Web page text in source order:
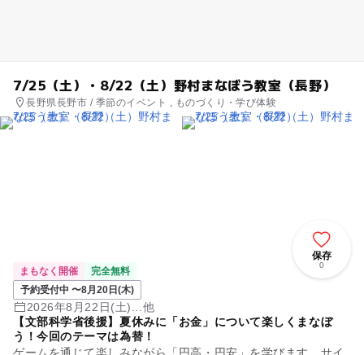
7/25（土）・8/22（土）野村まなぼう教室（長野）
長野県長野市 / 季節のイベント , ものづくり・学び体験
保存
0
まもなく開催
完全無料
予約受付中 〜8月20日(木)
2026年8月22日(土)...他
【文部科学省後援】夏休みに「お金」について楽しくまなぼ
う！今回のテーマは為替！